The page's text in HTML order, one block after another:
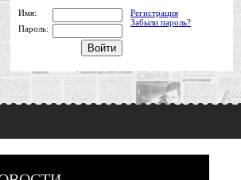
Имя:
Регистрация
Забыли пароль?
Пароль: